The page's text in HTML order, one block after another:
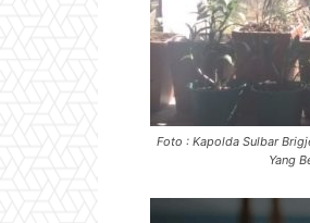
Foto : Kapolda Sulbar
Yang